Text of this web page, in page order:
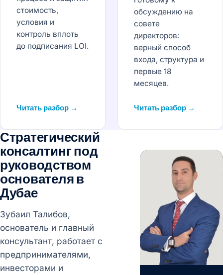
стоимость,
условия и
контроль вплоть
до подписания LOI.
Читать разбор →
обсуждению на
совете
директоров:
верный способ
входа, структура и
первые 18
месяцев.
Читать разбор →
Стратегический
консалтинг под
руководством
основателя в
Дубае
Зубаил Талибов,
основатель и главный
консультант, работает с
предпринимателями,
инвесторами и